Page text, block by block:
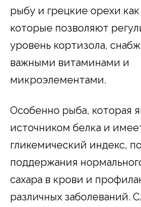
рыбу и грецкие орехи
которые позволяют
уровень кортизола,
важными витаминами и
микроэлементами.
Особенно рыба, которая
источником белка и
гликемический индекс,
поддержания
сахара в крови и
различных заболеваний.